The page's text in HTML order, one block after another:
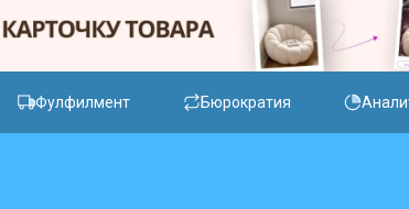
Фулфилмент Бюрократия